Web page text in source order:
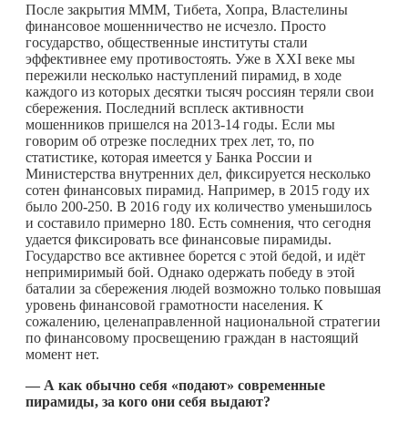
После закрытия МММ, Тибета, Хопра, Властелины
финансовое мошенничество не исчезло. Просто
государство, общественные институты стали
эффективнее ему противостоять. Уже в XXI веке мы
пережили несколько наступлений пирамид, в ходе
каждого из которых десятки тысяч россиян теряли свои
сбережения. Последний всплеск активности
мошенников пришелся на 2013-14 годы. Если мы
говорим об отрезке последних трех лет, то, по
статистике, которая имеется у Банка России и
Министерства внутренних дел, фиксируется несколько
сотен финансовых пирамид. Например, в 2015 году их
было 200-250. В 2016 году их количество уменьшилось
и составило примерно 180. Есть сомнения, что сегодня
удается фиксировать все финансовые пирамиды.
Государство все активнее борется с этой бедой, и идёт
непримиримый бой. Однако одержать победу в этой
баталии за сбережения людей возможно только повышая
уровень финансовой грамотности населения. К
сожалению, целенаправленной национальной стратегии
по финансовому просвещению граждан в настоящий
момент нет.
— А как обычно себя «подают» современные
пирамиды, за кого они себя выдают?